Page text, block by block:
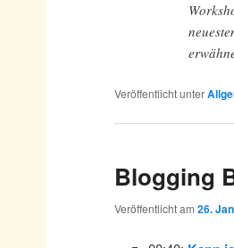
Veröffentlicht unter
Blogging
Veröffentlicht am 26.